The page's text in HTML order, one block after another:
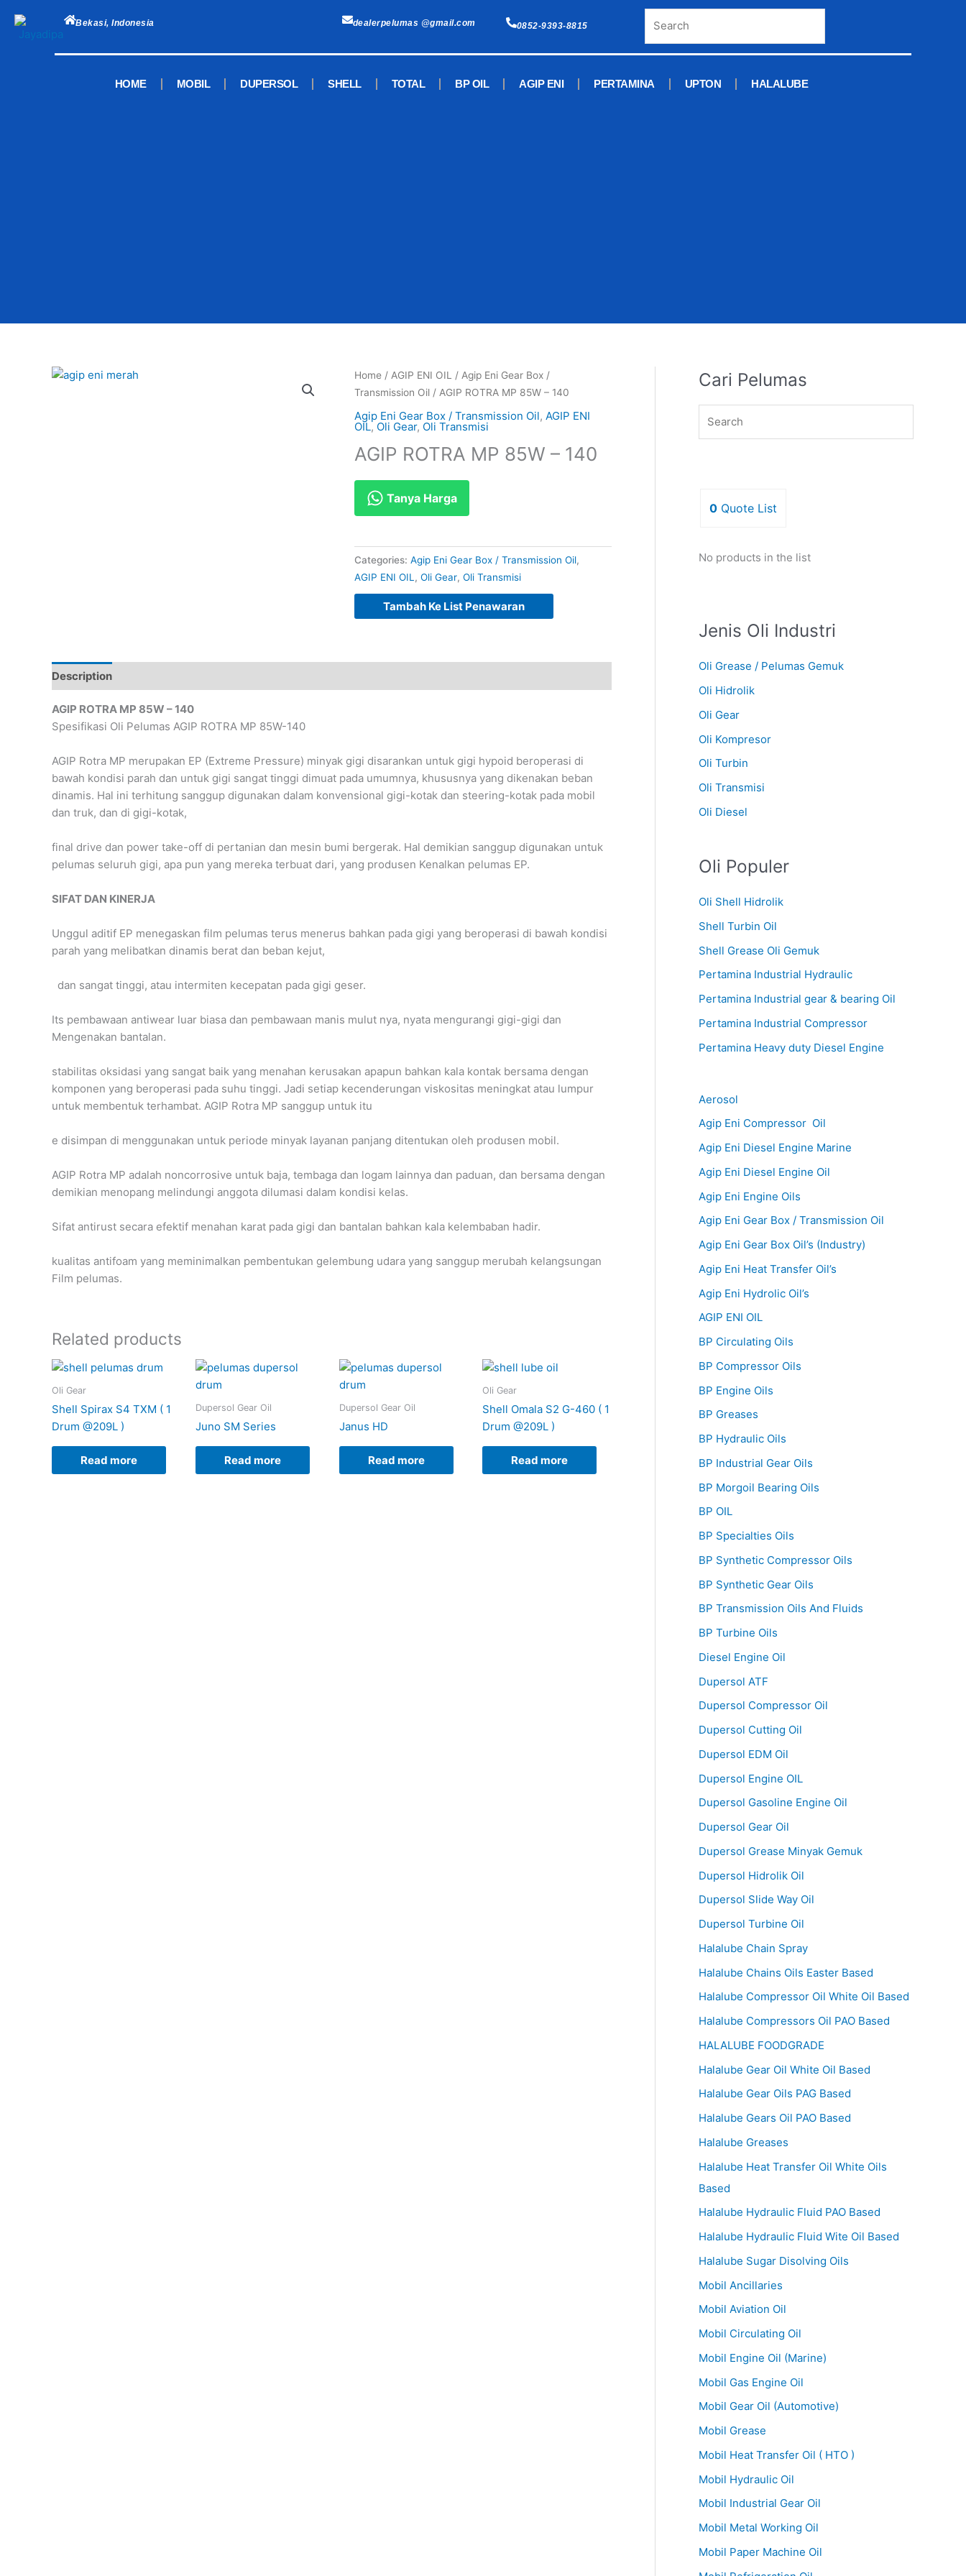
content
Bekasi, Indonesia dealerpelumas @gmail.com 0852-9393-8815
HOME MOBIL DUPERSOL SHELL TOTAL BP OIL AGIP ENI PERTAMINA UPTON HALALUBE
Home/ AGIP ENI OIL / Agip Eni Gear Box /
Transmission Oil/ AGIP ROTRA MP 85W – 140
Agip Eni Gear Box / Transmission Oil, AGIP ENI
OIL, Oli Gear, Oli Transmisi
AGIP ROTRA MP 85W – 140
Tanya Harga
Categories: Agip Eni Gear Box / Transmission Oil,
AGIP ENI OIL, Oli Gear, Oli Transmisi
Tambah Ke List Penawaran
Description
AGIP ROTRA MP 85W – 140
Spesifikasi Oli Pelumas AGIP ROTRA MP 85W-140
AGIP Rotra MP merupakan EP (Extreme Pressure) minyak gigi disarankan untuk gigi hypoid beroperasi di
bawah kondisi parah dan untuk gigi sangat tinggi dimuat pada umumnya, khususnya yang dikenakan beban
dinamis. Hal ini terhitung sanggup digunakan dalam konvensional gigi-kotak dan steering-kotak pada mobil
dan truk, dan di gigi-kotak,
final drive dan power take-off di pertanian dan mesin bumi bergerak. Hal demikian sanggup digunakan untuk
pelumas seluruh gigi, apa pun yang mereka terbuat dari, yang produsen Kenalkan pelumas EP.
SIFAT DAN KINERJA
Unggul aditif EP menegaskan film pelumas terus menerus bahkan pada gigi yang beroperasi di bawah kondisi
parah yang melibatkan dinamis berat dan beban kejut,
dan sangat tinggi, atau intermiten kecepatan pada gigi geser.
Its pembawaan antiwear luar biasa dan pembawaan manis mulut nya, nyata mengurangi gigi-gigi dan
Mengenakan bantalan.
stabilitas oksidasi yang sangat baik yang menahan kerusakan apapun bahkan kala kontak bersama dengan
komponen yang beroperasi pada suhu tinggi. Jadi setiap kecenderungan viskositas meningkat atau lumpur
untuk membentuk terhambat. AGIP Rotra MP sanggup untuk itu
e disimpan di menggunakan untuk periode minyak layanan panjang ditentukan oleh produsen mobil.
AGIP Rotra MP adalah noncorrosive untuk baja, tembaga dan logam lainnya dan paduan, dan bersama dengan
demikian menopang melindungi anggota dilumasi dalam kondisi kelas.
Sifat antirust secara efektif menahan karat pada gigi dan bantalan bahkan kala kelembaban hadir.
kualitas antifoam yang meminimalkan pembentukan gelembung udara yang sanggup merubah kelangsungan
Film pelumas.
Related products
Oli Gear
Shell Spirax S4 TXM ( 1
Drum @209L )
Read more
Dupersol Gear Oil
Juno SM Series
Read more
Dupersol Gear Oil
Janus HD
Read more
Oli Gear
Shell Omala S2 G-460 ( 1
Drum @209L )
Read more
Cari Pelumas
0 Quote List
No products in the list
Jenis Oli Industri
Oli Grease / Pelumas Gemuk
Oli Hidrolik
Oli Gear
Oli Kompresor
Oli Turbin
Oli Transmisi
Oli Diesel
Oli Populer
Oli Shell Hidrolik
Shell Turbin Oil
Shell Grease Oli Gemuk
Pertamina Industrial Hydraulic
Pertamina Industrial gear & bearing Oil
Pertamina Industrial Compressor
Pertamina Heavy duty Diesel Engine
Aerosol
Agip Eni Compressor Oil
Agip Eni Diesel Engine Marine
Agip Eni Diesel Engine Oil
Agip Eni Engine Oils
Agip Eni Gear Box / Transmission Oil
Agip Eni Gear Box Oil’s (Industry)
Agip Eni Heat Transfer Oil’s
Agip Eni Hydrolic Oil’s
AGIP ENI OIL
BP Circulating Oils
BP Compressor Oils
BP Engine Oils
BP Greases
BP Hydraulic Oils
BP Industrial Gear Oils
BP Morgoil Bearing Oils
BP OIL
BP Specialties Oils
BP Synthetic Compressor Oils
BP Synthetic Gear Oils
BP Transmission Oils And Fluids
BP Turbine Oils
Diesel Engine Oil
Dupersol ATF
Dupersol Compressor Oil
Dupersol Cutting Oil
Dupersol EDM Oil
Dupersol Engine OIL
Dupersol Gasoline Engine Oil
Dupersol Gear Oil
Dupersol Grease Minyak Gemuk
Dupersol Hidrolik Oil
Dupersol Slide Way Oil
Dupersol Turbine Oil
Halalube Chain Spray
Halalube Chains Oils Easter Based
Halalube Compressor Oil White Oil Based
Halalube Compressors Oil PAO Based
HALALUBE FOODGRADE
Halalube Gear Oil White Oil Based
Halalube Gear Oils PAG Based
Halalube Gears Oil PAO Based
Halalube Greases
Halalube Heat Transfer Oil White Oils
Based
Halalube Hydraulic Fluid PAO Based
Halalube Hydraulic Fluid Wite Oil Based
Halalube Sugar Disolving Oils
Mobil Ancillaries
Mobil Aviation Oil
Mobil Circulating Oil
Mobil Engine Oil (Marine)
Mobil Gas Engine Oil
Mobil Gear Oil (Automotive)
Mobil Grease
Mobil Heat Transfer Oil ( HTO )
Mobil Hydraulic Oil
Mobil Industrial Gear Oil
Mobil Metal Working Oil
Mobil Paper Machine Oil